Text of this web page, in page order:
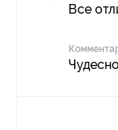
Все